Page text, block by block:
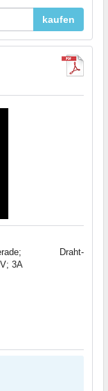
kaufen
Draht-
3A